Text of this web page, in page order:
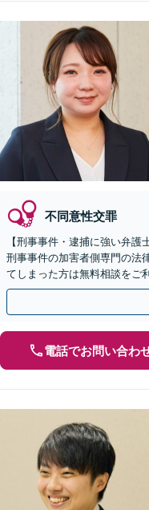
不同意性交罪
【刑事事件・逮捕に強い弁護
刑事事件の加害者側専門の法
てしまった方は無料相談をご
対応】【弁護士待機中/当日中
電話でお問い合わ